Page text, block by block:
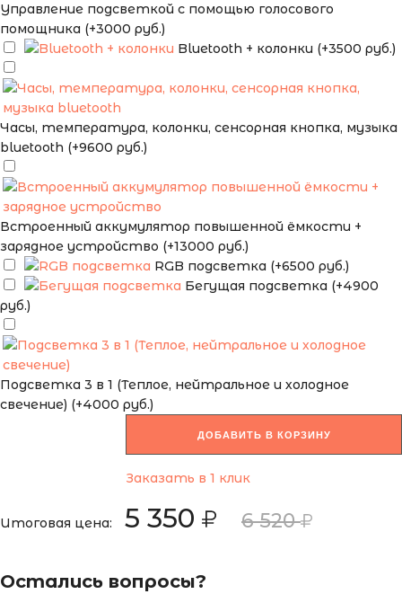
Управление подсветкой с помощью голосового
помощника (+3000 руб.)
Bluetooth + колонки (+3500 руб.)
Часы, температура, колонки, сенсорная кнопка, музыка
bluetooth (+9600 руб.)
Встроенный аккумулятор повышенной ёмкости +
зарядное устройство (+13000 руб.)
RGB подсветка (+6500 руб.)
Бегущая подсветка (+4900
руб.)
Подсветка 3 в 1 (Теплое, нейтральное и холодное
свечение) (+4000 руб.)
ДОБАВИТЬ В КОРЗИНУ
Заказать в 1 клик
Итоговая цена: 5 350 6 520
Остались вопросы?